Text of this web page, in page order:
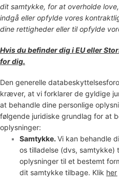
dit samtykke, for at overholde
indgå elleropfylde vores
dine rettigheder eller tilopfylde
Hvis du befinder dig i EU eller
for dig.
Den generelle
kræver, at vi forklarer de gyldige
at behandle dine personlige
følgende juridiske grundlag for at
oplysninger:
Samtykke.Vi kan behandle
os tilladelse (dvs, samtykke)
oplysninger til et bestemt
dit samtykke tilbage. Klik her